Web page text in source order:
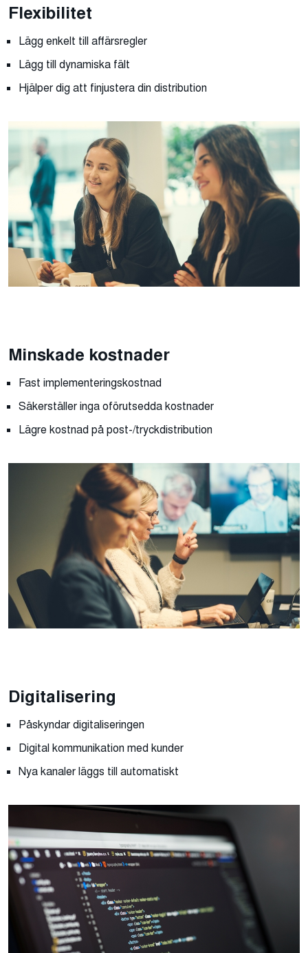
Flexibilitet
Lägg enkelt till affärsregler
Lägg till dynamiska fält
Hjälper dig att finjustera din distribution
Minskade kostnader
Fast implementeringskostnad
Säkerställer inga oförutsedda kostnader
Lägre kostnad på post-/tryckdistribution
Digitalisering
Påskyndar digitaliseringen
Digital kommunikation med kunder
Nya kanaler läggs till automatiskt